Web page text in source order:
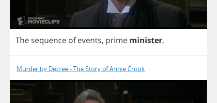
The sequence of events, prime minister,
Murder by Decree - The Story of Annie Crook